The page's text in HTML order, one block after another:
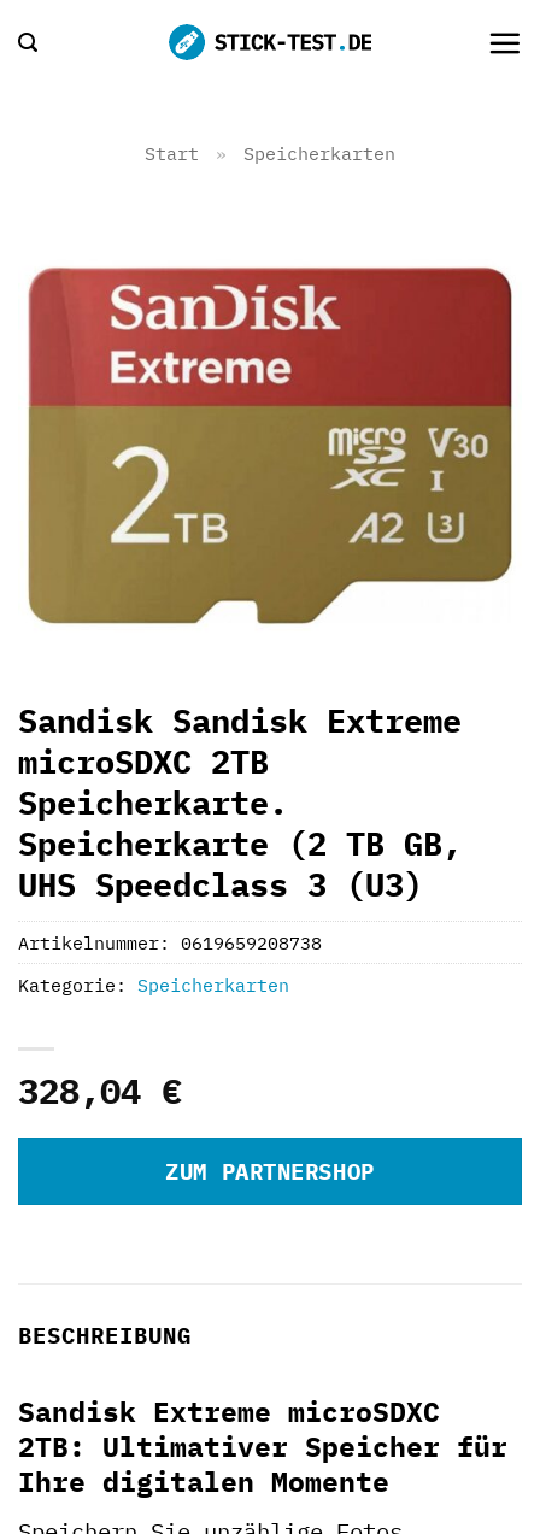
Inhalt
Start » Speicherkarten
Sandisk Sandisk Extreme
microSDXC 2TB
Speicherkarte.
Speicherkarte (2 TB GB,
UHS Speedclass 3 (U3)
328,04 €
ZUM PARTNERSHOP
Artikelnummer: 0619659208738
Kategorie: Speicherkarten
BESCHREIBUNG
Sandisk Extreme microSDXC
2TB: Ultimativer Speicher für
Ihre digitalen Momente